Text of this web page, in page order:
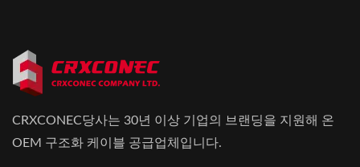
CRXCONEC당사는 30년 이상 기업의 브랜딩을 지원해 온
OEM 구조화 케이블 공급업체입니다.